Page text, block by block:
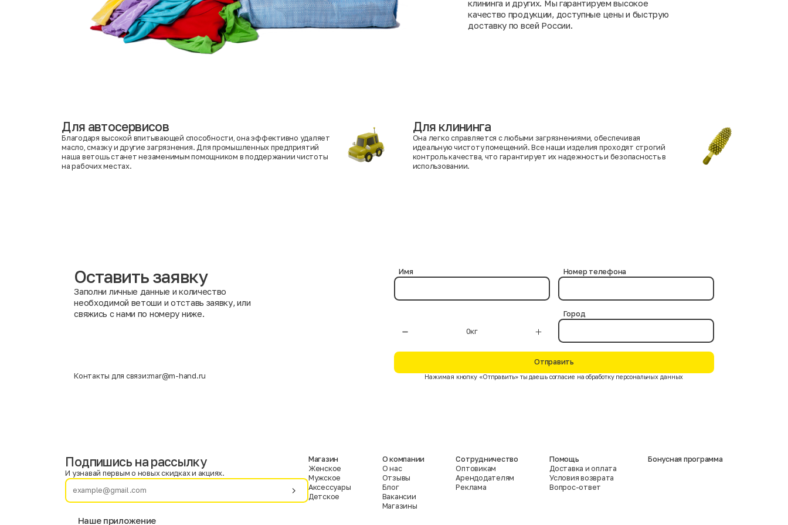
клининга и других. Мы гарантируем высокое
качество продукции, доступные цены и быструю
доставку по всей России.
Для автосервисов
Благодаря высокой впитывающей способности, она эффективно удаляет
масло, смазку и другие загрязнения. Для промышленных предприятий
наша ветошь станет незаменимым помощником в поддержании чистоты
на рабочих местах.
Для клининга
Она легко справляется с любыми загрязнениями, обеспечивая
идеальную чистоту помещений. Все наши изделия проходят строгий
контроль качества, что гарантирует их надежность и безопасность в
использовании.
Оставить заявку
Заполни личные данные и количество
необходимой ветоши и отставь заявку, или
свяжись с нами по номеру ниже.
Контакты для связи:mar@m-hand.ru
Имя Номер телефона
Город
Отправить
Нажимая кнопку «Отправить» ты даешь согласие на обработку персональных данных
Фамилия
Подпишись на рассылку
И узнавай первым о новых скидках и акциях.
Наше приложение
Магазин
Женское
Мужское
Аксессуары
Детское
О компании
О нас
Отзывы
Блог
Вакансии
Магазины
Сотрудничество
Оптовикам
Арендодателям
Реклама
Помощь
Доставка и оплата
Условия возврата
Вопрос-ответ
Бонусная программа